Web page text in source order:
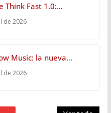
Think Fast 1.0:…
de 2026
Music: la nueva…
de 2026